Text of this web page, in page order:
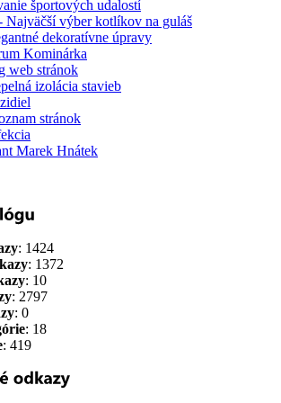
športových udalostí
Najväčší výber kotlíkov na guláš
dekoratívne úpravy
Kominárka
web stránok
izolácia stavieb
stránok
Marek Hnátek
: 1424
: 1372
: 10
: 2797
: 0
: 18
: 419